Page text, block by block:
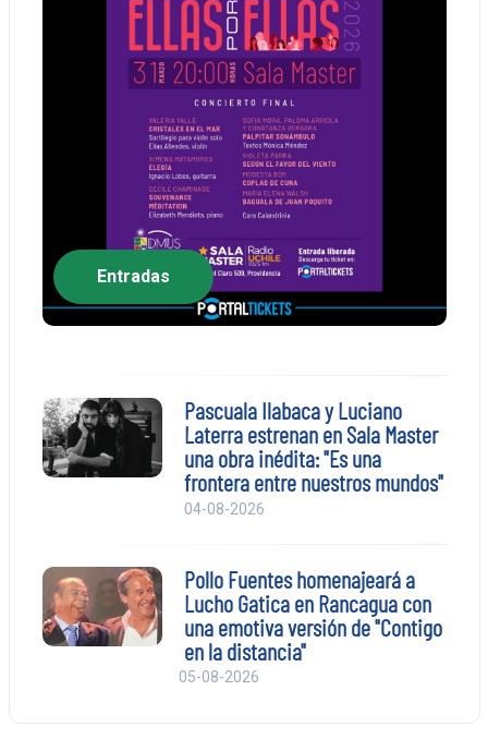
Entradas
Pascuala Ilabaca y Luciano
Laterra estrenan en Sala Master
una obra inédita: "Es una
frontera entre nuestros mundos"
04-08-2026
Pollo Fuentes homenajeará a
Lucho Gatica en Rancagua con
una emotiva versión de "Contigo
en la distancia"
05-08-2026